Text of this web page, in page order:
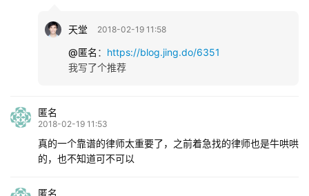
天堂 2018-02-19 11:58
@匿名 ： https://blog.jing.do/6351
我写了个推荐
匿名
2018-02-19 11:53
真的一个靠谱的律师太重要了，之前着急找的律师也是牛哄哄
的，也不知道可不可以
匿名